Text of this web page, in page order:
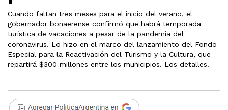
Cuando faltan tres meses para el inicio del verano, el
gobernador bonaerense confirmó que habrá temporada
turística de vacaciones a pesar de la pandemia del
coronavirus. Lo hizo en el marco del lanzamiento del Fondo
Especial para la Reactivación del Turismo y la Cultura, que
repartirá $300 millones entre los municipios. Los detalles.